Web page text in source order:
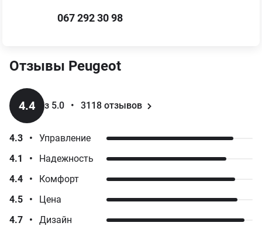
067 292 30 98
Отзывы Peugeot
4.4 з 5.0 • 3118 отзывов
4.3 •
Управление
4.1
•
Надежность
4.4
•
Комфорт
4.5
•
Цена
4.7
• Дизайн